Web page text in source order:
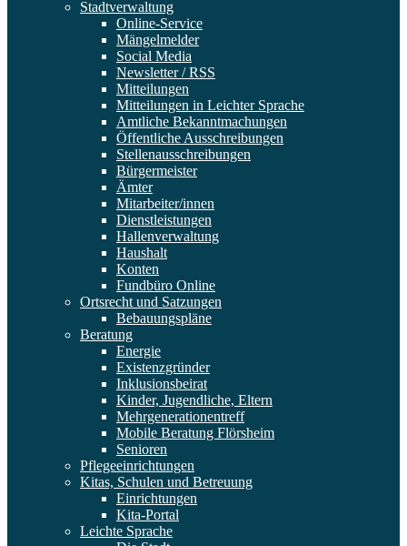
Stadtverwaltung
Online-Service
Mängelmelder
Social Media
Newsletter / RSS
Mitteilungen
Mitteilungen in Leichter Sprache
Amtliche Bekanntmachungen
Öffentliche Ausschreibungen
Stellenausschreibungen
Bürgermeister
Ämter
Mitarbeiter/innen
Dienstleistungen
Hallenverwaltung
Haushalt
Konten
Fundbüro Online
Ortsrecht und Satzungen
Bebauungspläne
Beratung
Energie
Existenzgründer
Inklusionsbeirat
Kinder, Jugendliche, Eltern
Mehrgenerationentreff
Mobile Beratung Flörsheim
Senioren
Pflegeeinrichtungen
Kitas, Schulen und Betreuung
Einrichtungen
Kita-Portal
Leichte Sprache